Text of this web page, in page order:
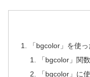
「bgcolor」を使
「bgcolor」関
「bgcolor」に